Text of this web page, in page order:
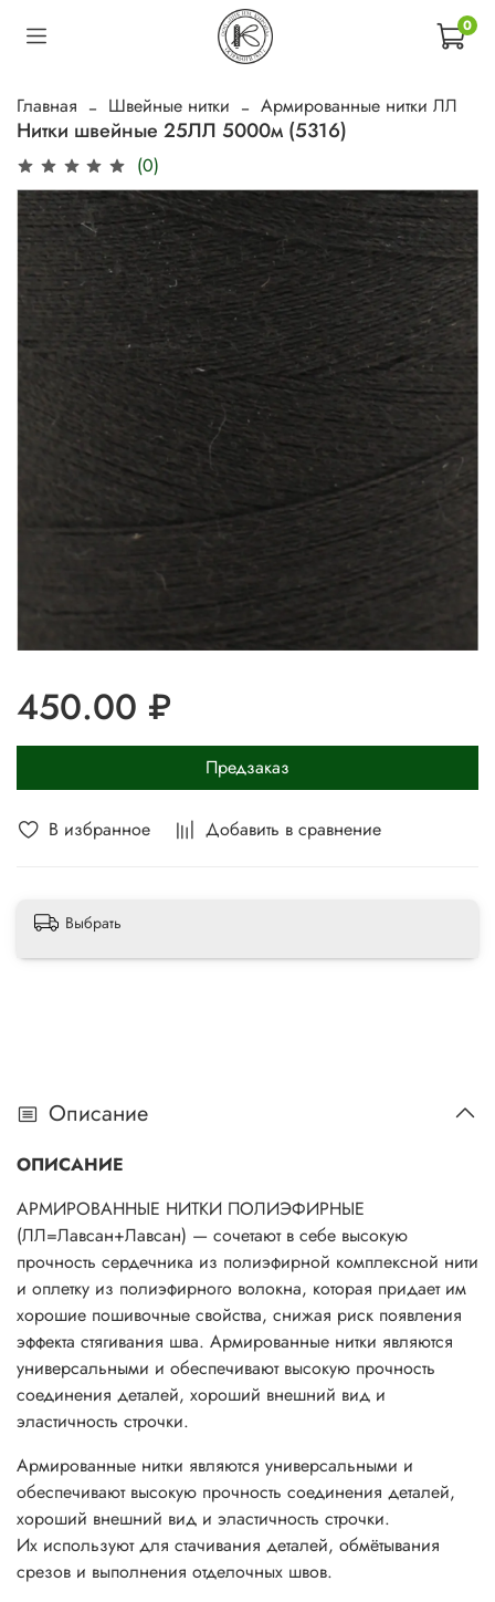
0
Главная Швейные нитки Армированные нитки ЛЛ
Нитки швейные 25ЛЛ 5000м (5316)
(0)
В избранное Добавить в сравнение
450.00 ₽
Предзаказ
Выбрать
Описание
ОПИСАНИЕ
АРМИРОВАННЫЕ НИТКИ ПОЛИЭФИРНЫЕ
(ЛЛ=Лавсан+Лавсан) — сочетают в себе высокую
прочность сердечника из полиэфирной комплексной нити
и оплетку из полиэфирного волокна, которая придает им
хорошие пошивочные свойства, снижая риск появления
эффекта стягивания шва. Армированные нитки являются
универсальными и обеспечивают высокую прочность
соединения деталей, хороший внешний вид и
эластичность строчки.
Армированные нитки являются универсальными и
обеспечивают высокую прочность соединения деталей,
хороший внешний вид и эластичность строчки.
Их используют для стачивания деталей, обмётывания
срезов и выполнения отделочных швов.